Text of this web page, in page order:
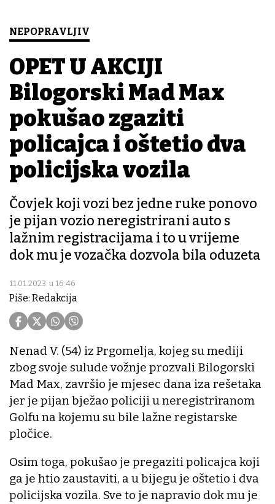
NEPOPRAVLJIV
OPET U AKCIJI
Bilogorski Mad Max
pokušao zgaziti
policajca i oštetio dva
policijska vozila
Čovjek koji vozi bez jedne ruke ponovo
je pijan vozio neregistrirani auto s
lažnim registracijama i to u vrijeme
dok mu je vozačka dozvola bila oduzeta
11.01.2023. u 16:46
Piše: Redakcija
Nenad V. (54) iz Prgomelja, kojeg su mediji
zbog svoje sulude vožnje prozvali Bilogorski
Mad Max, završio je mjesec dana iza rešetaka
jer je pijan bježao policiji u neregistriranom
Golfu na kojemu su bile lažne registarske
pločice.
Osim toga, pokušao je pregaziti policajca koji
ga je htio zaustaviti, a u bijegu je oštetio i dva
policijska vozila. Sve to je napravio dok mu je